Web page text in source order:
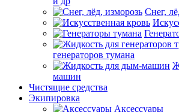
Снег,
генераторов тумана
машин
Чистящие средства
Экипировка
Аксессуары